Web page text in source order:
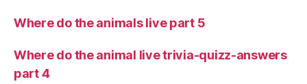
Where do the animals live part 5
Where do the animal live trivia-quizz-answers
part 4